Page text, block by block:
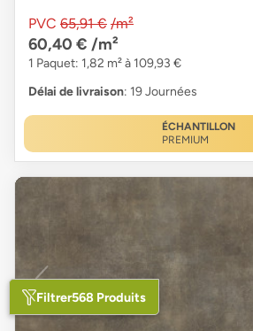
PVC 65,91 € /m²
60,40 € /m²
1 Paquet: 1,82 m² à 109,93 €
Délai de livraison: 19 Journées
ÉCHANTILLON
PREMIUM
Filtrer568 Produits